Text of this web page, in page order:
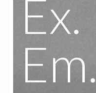
Ex.
Em.